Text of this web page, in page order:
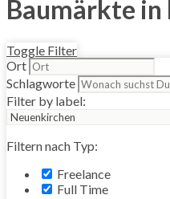
Baumärkte in
Toggle Filter
Ort
Schlagworte
Filter by label:
Filtern nach Typ:
Freelance
Full Time